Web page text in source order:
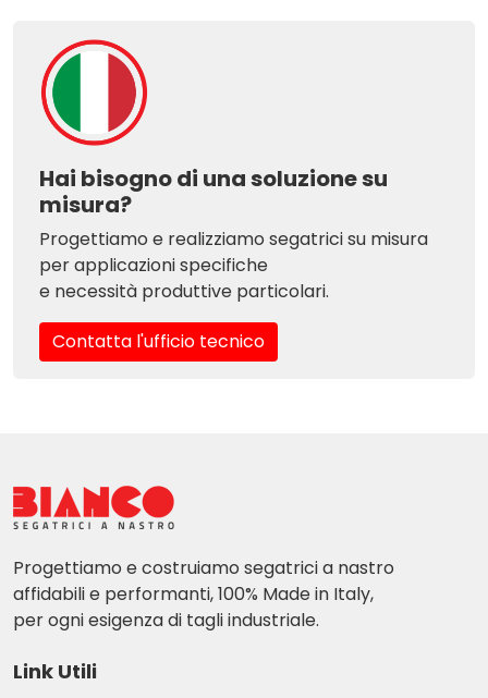
Hai bisogno di una soluzione su
misura?
Progettiamo e realizziamo segatrici su misura
per applicazioni specifiche
e necessità produttive particolari.
Contatta l'ufficio tecnico
Progettiamo e costruiamo segatrici a nastro
affidabili e performanti, 100% Made in Italy,
per ogni esigenza di tagli industriale.
Link Utili